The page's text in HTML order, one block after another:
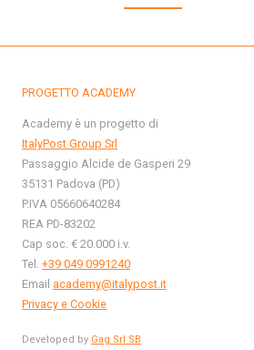
PROGETTO ACADEMY
Academy è un progetto di
ItalyPost Group Srl
Passaggio Alcide de Gasperi 29
35131 Padova (PD)
P.IVA 05660640284
REA PD-83202
Cap soc. € 20.000 i.v.
Tel. +39 049 0991240
Email academy@italypost.it
Privacy e Cookie
Developed by Gag Srl SB